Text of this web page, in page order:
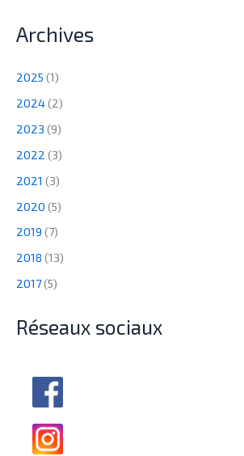
Archives
2025 (1)
2024(2)
2023 (9)
2022 (3)
2021 (3)
2020 (5)
2019 (7)
2018 (13)
2017(5)
Réseaux sociaux